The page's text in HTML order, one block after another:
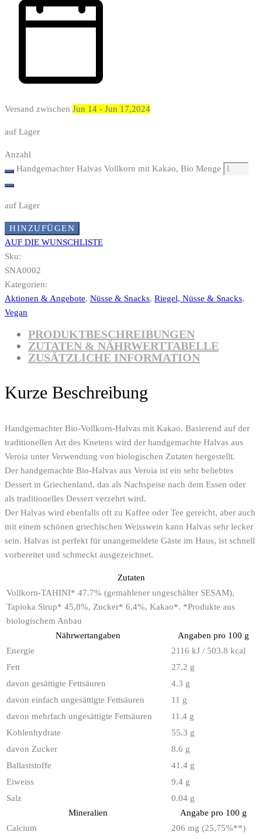
Versand zwischen Jun 14 - Jun 17,2024
auf Lager
Anzahl
Handgemachter Halvas Vollkorn mit Kakao, Bio Menge
auf Lager
HINZUFÜGEN
AUF DIE WUNSCHLISTE
Sku:
SNA0002
Kategorien:
Aktionen & Angebote, Nüsse & Snacks, Riegel, Nüsse & Snacks,
Vegan
PRODUKTBESCHREIBUNGEN
ZUTATEN & NÄHRWERTTABELLE
ZUSÄTZLICHE INFORMATION
Kurze Beschreibung
Handgemachter Bio-Vollkorn-Halvas mit Kakao. Basierend auf der
traditionellen Art des Knetens wird der handgemachte Halvas aus
Veroia unter Verwendung von biologischen Zutaten hergestellt.
Der handgemachte Bio-Halvas aus Veroia ist ein sehr beliebtes
Dessert in Griechenland, das als Nachspeise nach dem Essen oder
als traditionelles Dessert verzehrt wird.
Der Halvas wird ebenfalls oft zu Kaffee oder Tee gereicht, aber auch
mit einem schönen griechischen Weisswein kann Halvas sehr lecker
sein. Halvas ist perfekt für unangemeldete Gäste im Haus, ist schnell
vorbereitet und schmeckt ausgezeichnet.
Zutaten
Vollkorn-TAHINI* 47.7% (gemahlener ungeschälter SESAM),
Tapioka Sirup* 45,8%, Zucker* 6,4%, Kakao*. *Produkte aus
biologischem Anbau
Nährwertangaben
Angaben pro 100 g
Energie
2116 kJ / 503.8 kcal
Fett
27.2 g
davon gesättigte Fettsäuren
4.3 g
davon einfach ungesättigte Fettsäuren
11 g
davon mehrfach ungesättigte Fettsäuren
11.4 g
Kohlenhydrate
55.3 g
davon Zucker
8.6 g
Ballaststoffe
41.4 g
Eiweiss
9.4 g
Salz
0.04 g
Mineralien
Angabe pro 100 g
Calcium
206 mg (25,75%**)